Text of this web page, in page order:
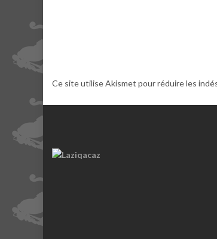
Ce site utilise Akismet pour réduire les